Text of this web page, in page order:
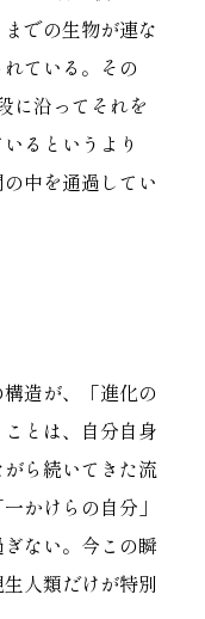
での生物が連な
ている。その
に沿ってそれを
るというより
中を通過してい
造が、「進化の
とは、自分自身
ら続いてきた流
かけらの自分」
ない。今この瞬
人類だけが特別